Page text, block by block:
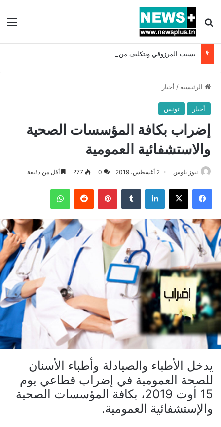
بحث عن
الرئيسية / أخبار
أخبار تونس
إضراب بكافة المؤسسات الصحية
والاستشفائية العمومية
نيوز بلوس 2 أغسطس، 2019 0
277 أقل من دقيقة
فيسبوك X لينكدإن بينتيريست واتساب
يدخل الأطباء والصيادلة وأطباء الأسنان
للصحة العمومية في إضراب قطاعي يوم
15 أوت 2019، بكافة المؤسسات الصحية
والإستشفائية العمومية.